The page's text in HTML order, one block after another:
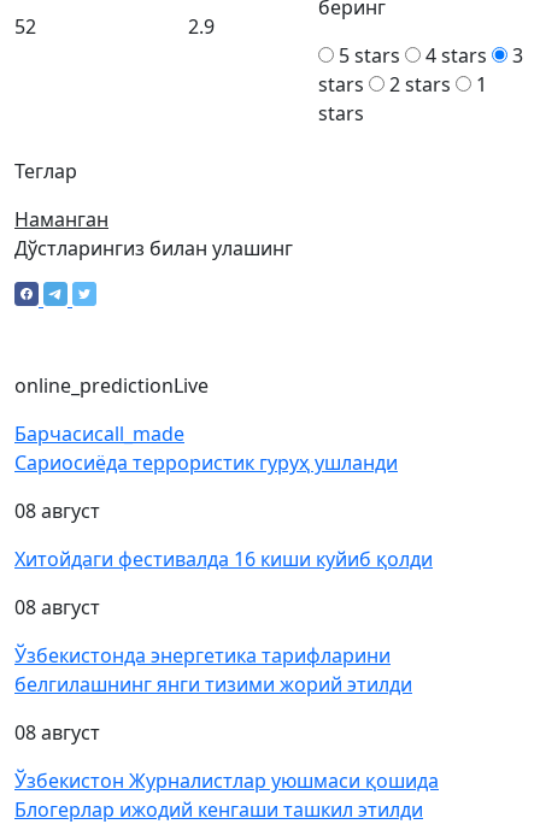
Теглар
Наманган
52
2.9
беринг
5 stars
4 stars
3
stars
2 stars
1
stars
Дўстларингиз билан улашинг
online_predictionLive
Барчасиcall_made
Сариосиёда террористик гуруҳ ушланди
08 август
Хитойдаги фестивалда 16 киши куйиб қолди
08 август
Ўзбекистонда энергетика тарифларини
белгилашнинг янги тизими жорий этилди
08 август
Ўзбекистон Журналистлар уюшмаси қошида
Блогерлар ижодий кенгаши ташкил этилди